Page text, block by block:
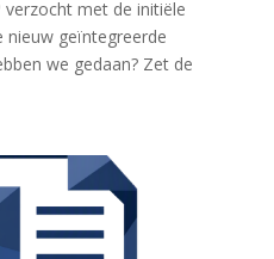
verzocht met de initiële
nieuw geïntegreerde
we gedaan? Zet de